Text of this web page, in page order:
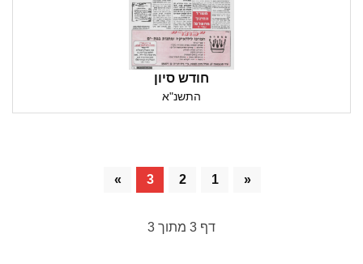
חודש סיון
התשנ"א
«
1
2
3
»
דף 3 מתוך 3